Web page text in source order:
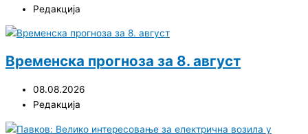
Редакција
Временска прогноза за 8. август
08.08.2026
Редакција